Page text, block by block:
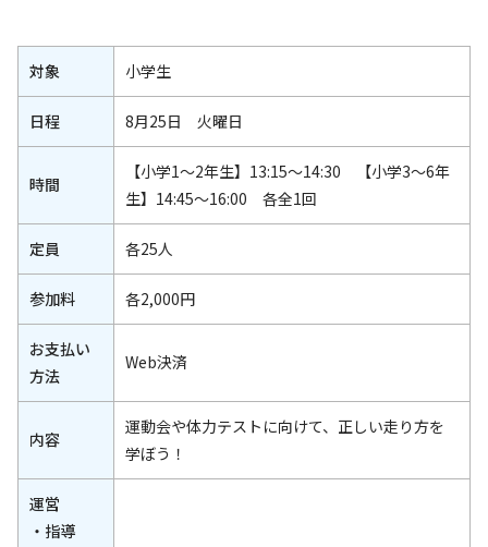
対象 小学生
日程 8月25日 火曜日
時間
【小学1～2年生】13:15～14:30 【小学3～6年
生】14:45～16:00 各全1回
定員 各25人
参加料 各2,000円
お支払い
方法
Web決済
内容
運動会や体力テストに向けて、正しい走り方を
学ぼう！
運営
・指導